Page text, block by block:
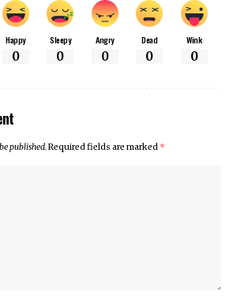
Happy
0
Sleepy
0
Angry
0
Dead
0
Wink
0
published.Required fields are marked *